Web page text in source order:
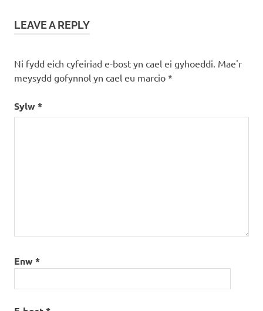
LEAVE A REPLY
Ni fydd eich cyfeiriad e-bost yn cael ei gyhoeddi. Mae'r
meysydd gofynnol yn cael eu marcio *
Sylw*
Enw*